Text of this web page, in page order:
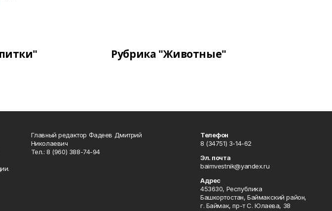
Рубрика "Животные"
Главный редактор Фадеев Дмитрий
Николаевич
Тел.: 8 (960) 388-74-94
Телефон
8 (34751) 3-14-62
Эл. почта
baimvestnik@yandex.ru
Адрес
453630, Республика
Башкортостан, Баймакский район,
г. Баймак, пр-т С. Юлаева, 38